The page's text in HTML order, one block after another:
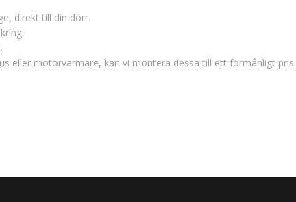
direkt till din dörr.
eller motorvärmare, kan vi montera dessa till ett förmånligt pris.